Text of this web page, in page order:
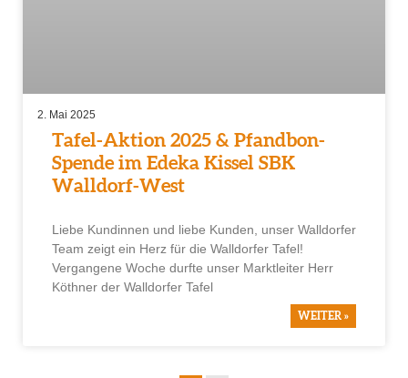
Tafel-Aktion 2025 & Pfandbon-
Spende im Edeka Kissel SBK
Walldorf-West
Liebe Kundinnen und liebe Kunden, unser Walldorfer
Team zeigt ein Herz für die Walldorfer Tafel!
Vergangene Woche durfte unser Marktleiter Herr
Köthner der Walldorfer Tafel
WEITER »
2. Mai 2025